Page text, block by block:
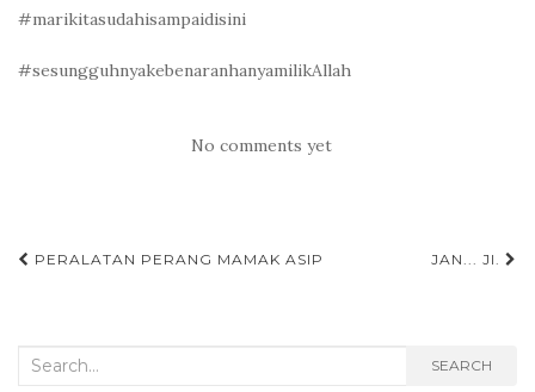
#marikitasudahisampaidisini
#sesungguhnyakebenaranhanyamilikAllah
No comments yet
PERALATAN PERANG MAMAK ASIP JAN... JI.
Search for: SEARCH